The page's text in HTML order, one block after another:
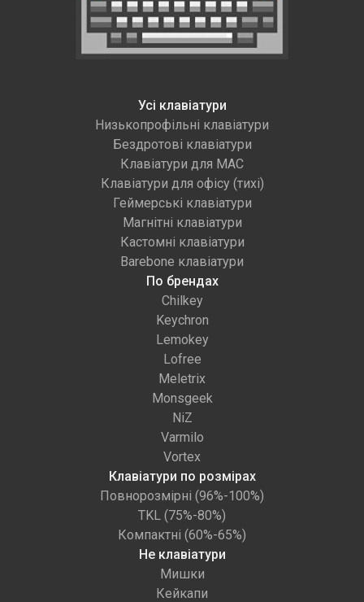
Усі клавіатури
Низькопрофільні клавіатури
Бездротові клавіатури
Клавіатури для MAC
Клавіатури для офісу (тихі)
Геймерські клавіатури
Магнітні клавіатури
Кастомні клавіатури
Barebone клавіатури
По брендах
Chilkey
Keychron
Lemokey
Lofree
Meletrix
Monsgeek
NiZ
Varmilo
Vortex
Клавіатури по розмірах
Повнорозмірні (96%-100%)
TKL (75%-80%)
Компактні (60%-65%)
Не клавіатури
Мишки
Кейкапи